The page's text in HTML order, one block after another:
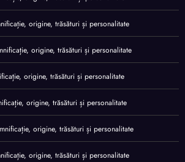
origine, trăsături și personalitate
origine, trăsături și personalitate
origine, trăsături și personalitate
origine, trăsături și personalitate
origine, trăsături și personalitate
origine, trăsături și personalitate